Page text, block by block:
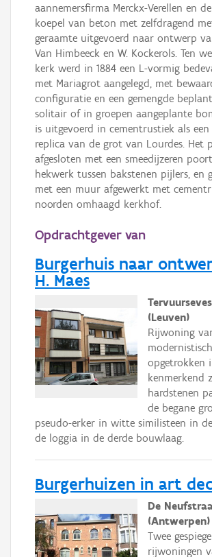
aannemersfirma Merckx-Verellen en
koepel van beton met zelfdragend
geraamte uitgevoerd naar ontwerp
Van Himbeeck en W. Kockerols. Ten
kerk werd in 1884 een L-vormig
met Mariagrot aangelegd, met
configuratie en een gemengde
solitair of in groepen aangeplante
is uitgevoerd in cementrustiek als
replica van de grot van Lourdes. Het
afgesloten met een smeedijzeren
hekwerk tussen bakstenen pijlers, en
met een muur afgewerkt met
noorden omhaagd kerkhof.
Opdrachtgever van
Burgerhuis naar
H. Maes
(Leuven)
Rijwoning
opgetrokken
kenmerkend
hardstenen
de begane
pseudo-erker in witte similisteen in
de loggia in de derde bouwlaag.
Burgerhuizen in art
De
(Antwerpen)
Twee
rijwoningen